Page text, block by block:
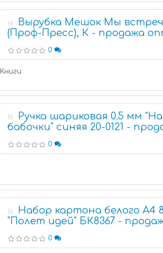
14
Вырубка Мешок Мы
(Проф-Пресс), К - продажа
0
Книги
15
Ручка шариковая 0.5 мм
бабочки" синяя 20-0121 -
0
16
Набор картона белого А4
"Полет идей" БК8367 -
0